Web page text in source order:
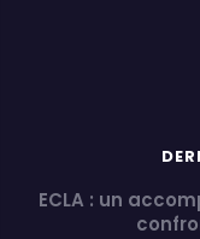
ECLA : un